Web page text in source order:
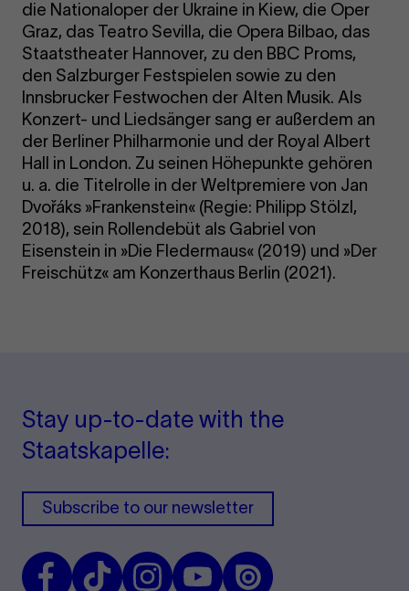
die Nationaloper der Ukraine in Kiew, die Oper
Graz, das Teatro Sevilla, die Opera Bilbao, das
Staatstheater Hannover, zu den BBC Proms,
den Salzburger Festspielen sowie zu den
Innsbrucker Festwochen der Alten Musik. Als
Konzert- und Liedsänger sang er außerdem an
der Berliner Philharmonie und der Royal Albert
Hall in London. Zu seinen Höhepunkte gehören
u. a. die Titelrolle in der Weltpremiere von Jan
Dvořáks »Frankenstein« (Regie: Philipp Stölzl,
2018), sein Rollendebüt als Gabriel von
Eisenstein in »Die Fledermaus« (2019) und »Der
Freischütz« am Konzerthaus Berlin (2021).
Stay up-to-date with the
Staatskapelle:
Subscribe to our newsletter
FacebookTikTokInstagramYoutubeIssuu